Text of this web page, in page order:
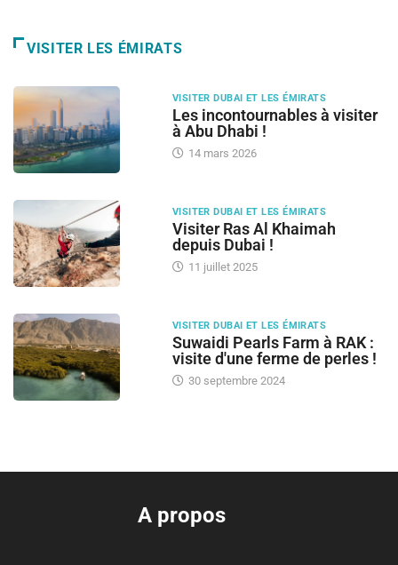
VISITER LES ÉMIRATS
VISITER DUBAI ET LES ÉMIRATS
Les incontournables à visiter
à Abu Dhabi !
14 mars 2026
VISITER DUBAI ET LES ÉMIRATS
Visiter Ras Al Khaimah
depuis Dubai !
11 juillet 2025
VISITER DUBAI ET LES ÉMIRATS
Suwaidi Pearls Farm à RAK :
visite d'une ferme de perles !
30 septembre 2024
A propos